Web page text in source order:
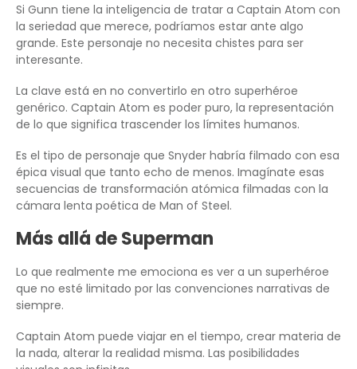
Si Gunn tiene la inteligencia de tratar a Captain Atom con
la seriedad que merece, podríamos estar ante algo
grande. Este personaje no necesita chistes para ser
interesante.
La clave está en no convertirlo en otro superhéroe
genérico. Captain Atom es poder puro, la representación
de lo que significa trascender los límites humanos.
Es el tipo de personaje que Snyder habría filmado con esa
épica visual que tanto echo de menos. Imagínate esas
secuencias de transformación atómica filmadas con la
cámara lenta poética de Man of Steel.
Más allá de Superman
Lo que realmente me emociona es ver a un superhéroe
que no esté limitado por las convenciones narrativas de
siempre.
Captain Atom puede viajar en el tiempo, crear materia de
la nada, alterar la realidad misma. Las posibilidades